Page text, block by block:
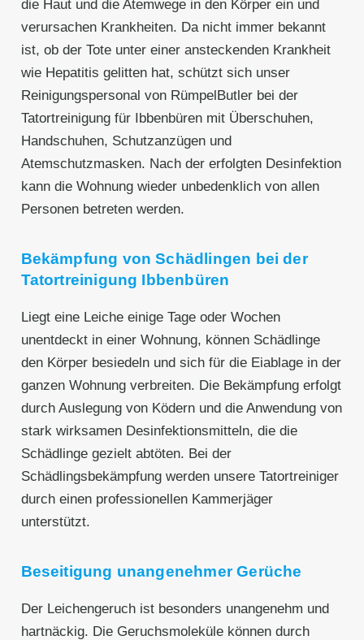
die Haut und die Atemwege in den Körper ein und
verursachen Krankheiten. Da nicht immer bekannt
ist, ob der Tote unter einer ansteckenden Krankheit
wie Hepatitis gelitten hat, schützt sich unser
Reinigungspersonal von RümpelButler bei der
Tatortreinigung für Ibbenbüren mit Überschuhen,
Handschuhen, Schutzanzügen und
Atemschutzmasken. Nach der erfolgten Desinfektion
kann die Wohnung wieder unbedenklich von allen
Personen betreten werden.
Bekämpfung von Schädlingen bei der
Tatortreinigung Ibbenbüren
Liegt eine Leiche einige Tage oder Wochen
unentdeckt in einer Wohnung, können Schädlinge
den Körper besiedeln und sich für die Eiablage in der
ganzen Wohnung verbreiten. Die Bekämpfung erfolgt
durch Auslegung von Ködern und die Anwendung von
stark wirksamen Desinfektionsmitteln, die die
Schädlinge gezielt abtöten. Bei der
Schädlingsbekämpfung werden unsere Tatortreiniger
durch einen professionellen Kammerjäger
unterstützt.
Beseitigung unangenehmer Gerüche
Der Leichengeruch ist besonders unangenehm und
hartnäckig. Die Geruchsmoleküle können durch